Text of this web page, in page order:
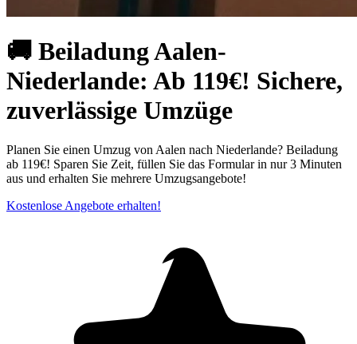
🚚 Beiladung Aalen-
Niederlande: Ab 119€! Sichere,
zuverlässige Umzüge
Planen Sie einen Umzug von Aalen nach Niederlande? Beiladung
ab 119€! Sparen Sie Zeit, füllen Sie das Formular in nur 3 Minuten
aus und erhalten Sie mehrere Umzugsangebote!
Kostenlose Angebote erhalten!